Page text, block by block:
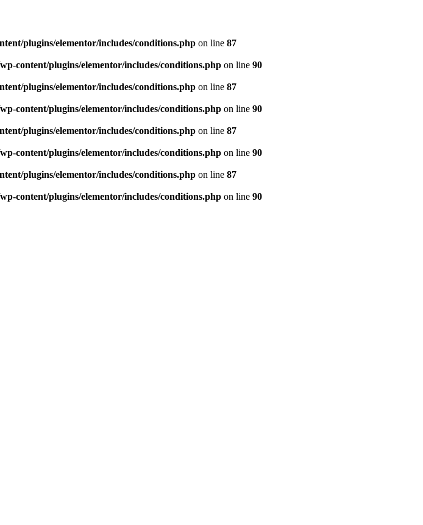
plugins/elementor/includes/conditions.php on line 87
content/plugins/elementor/includes/conditions.php on line 90
plugins/elementor/includes/conditions.php on line 87
content/plugins/elementor/includes/conditions.php on line 90
plugins/elementor/includes/conditions.php on line 87
content/plugins/elementor/includes/conditions.php on line 90
plugins/elementor/includes/conditions.php on line 87
content/plugins/elementor/includes/conditions.php on line 90